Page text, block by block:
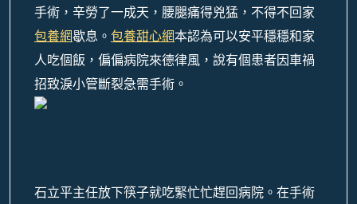
手術，辛勞了一成天，腰腿痛得兇猛，不得不回家
包養網歇息。 包養甜心網本認為可以安平穩穩和家
人吃個飯，偏偏病院來德律風，說有個患者因車禍
招致淚小管斷裂急需手術。
石立平主任放下筷子就吃緊忙忙趕回病院。在手術